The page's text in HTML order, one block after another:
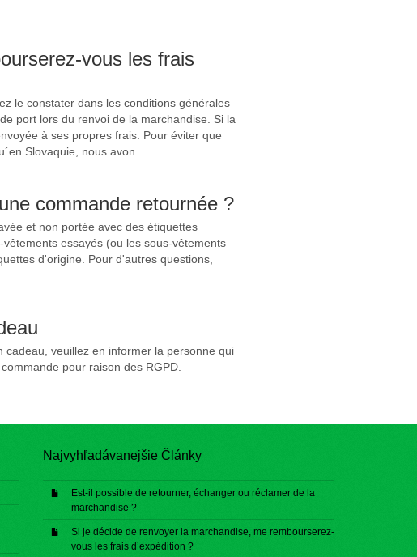
vous les frais
le constater dans les conditions générales
port lors du renvoi de la marchandise. Si la
à ses propres frais. Pour éviter que
Slovaquie, nous avon...
commande retournée ?
et non portée avec des étiquettes
essayés (ou les sous-vêtements
d'origine. Pour d'autres questions,
veuillez en informer la personne qui
pour raison des RGPD.
Najvyhľadávanejšie Články
Est-il possible de retourner, échanger ou réclamer de la
marchandise ?
Si je décide de renvoyer la marchandise, me rembourserez-
vous les frais d’expédition ?